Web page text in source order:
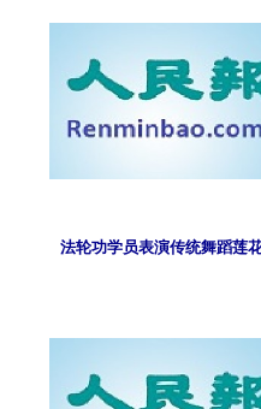
法轮功学员表演传统舞蹈莲